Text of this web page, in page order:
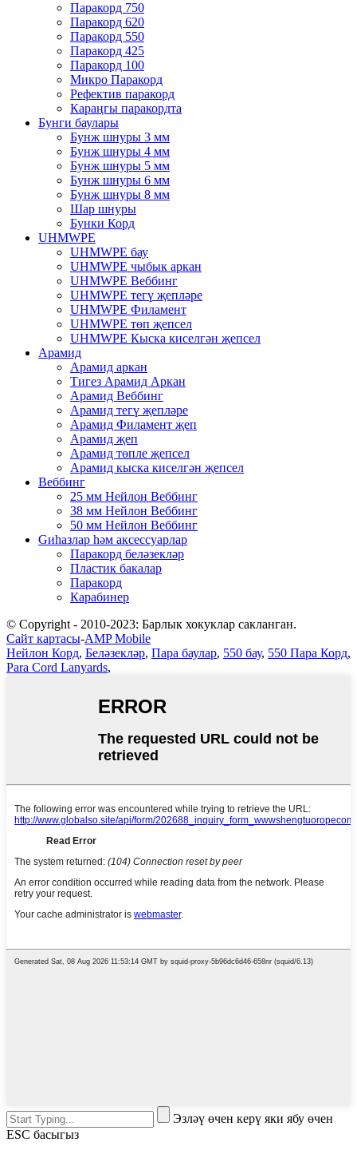
Паракорд 750
Паракорд 620
Паракорд 550
Паракорд 425
Паракорд 100
Микро Паракорд
Рефектив паракорд
Караңгы паракордта
Бунги баулары
Бунж шнуры 3 мм
Бунж шнуры 4 мм
Бунж шнуры 5 мм
Бунж шнуры 6 мм
Бунж шнуры 8 мм
Шар шнуры
Бунки Корд
UHMWPE
UHMWPE бау
UHMWPE чыбык аркан
UHMWPE Веббинг
UHMWPE тегү җепләре
UHMWPE Филамент
UHMWPE төп җепсел
UHMWPE Кыска киселгән җепсел
Арамид
Арамид аркан
Тигез Арамид Аркан
Арамид Веббинг
Арамид тегү җепләре
Арамид Филамент җеп
Арамид җеп
Арамид төпле җепсел
Арамид кыска киселгән җепсел
Веббинг
25 мм Нейлон Веббинг
38 мм Нейлон Веббинг
50 мм Нейлон Веббинг
Gиһазлар һәм аксессуарлар
Паракорд беләзекләр
Пластик бакалар
Паракорд
Карабинер
© Copyright - 2010-2023: Барлык хокуклар сакланган.
Сайт картасы-AMP Mobile
Нейлон Корд, Беләзекләр, Пара баулар, 550 бау, 550 Пара Корд,
Para Cord Lanyards,
Эзләү өчен керү яки ябу өчен
ESC басыгыз